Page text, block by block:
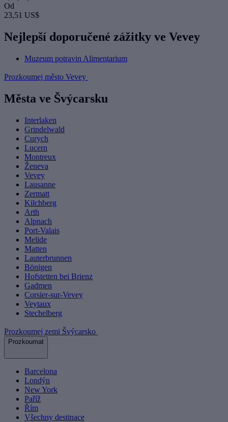
Od
23,51 US$
Nejlepší doporučené zážitky ve Vevey
Muzeum potravin Alimentarium
Prozkoumej město Vevey
Města ve Švýcarsku
Interlaken
Grindelwald
Curych
Lucern
Montreux
Ženeva
Vevey
Lausanne
Zermatt
Kilchberg
Arth
Alpnach
Port-Valais
Melide
Matten
Lauterbrunnen
Bönigen
Hofstetten bei Brienz
Gadmen
Corsier-sur-Vevey
Veytaux
Stechelberg
Prozkoumej zemi Švýcarsko
Prozkoumat
Barcelona
Londýn
New York
Paříž
Řím
Všechny destinace